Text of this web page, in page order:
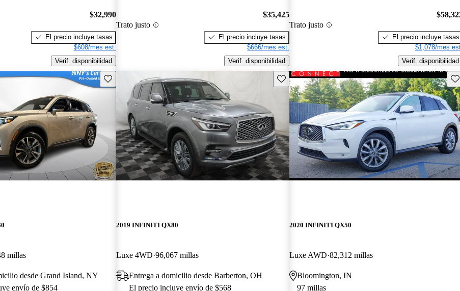
$32,990
El precio incluye tasas
$608/mes est.
Verif. disponibilidad
Trato justo
$35,425
El precio incluye tasas
$666/mes est.
Verif. disponibilidad
Trato justo
El precio incluye tasas
$1,078/mes
Verif. disponibilidad
Guarda este Aviso
millas
desde Grand Island, NY
envío de $854
Guarda este Aviso
2019 INFINITI QX80
Luxe 4WD 96,067 millas
Entrega a domicilio desde Barberton, OH
El precio incluye envío de $568
2020 INFINITI QX50
Luxe AWD 82,312 millas
Bloomington, IN
97 millas